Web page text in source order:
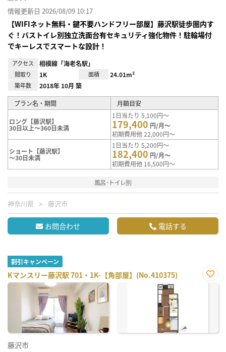
情報更新日 2026/08/09 10:17
【WIFIネット無料・鍵不要ハンドフリー部屋】藤沢駅徒歩圏内す
ぐ！バストイレ別独立洗面台有セキュリティ強化物件！駐輪場付
でキーレスでスマートな設計！
アクセス 相模線「海老名駅」
間取り 1K 面積 24.01m²
築年数 2018年 10月 築
プラン名・期間 月額目安
ロング【藤沢駅】
30日以上～360日未満
1日当たり 5,100円～
179,400 円/月～
初期費用他 22,000円～
ショート【藤沢駅】
～30日未満
1日当たり 5,200円～
182,400 円/月～
初期費用他 16,500円～
風呂･トイレ別
神奈川県 藤沢市
お問合わせ 電話する
割引キャンペーン
Kマンスリー藤沢駅 701・1K-【角部屋】(No.410375)
お気
藤沢市